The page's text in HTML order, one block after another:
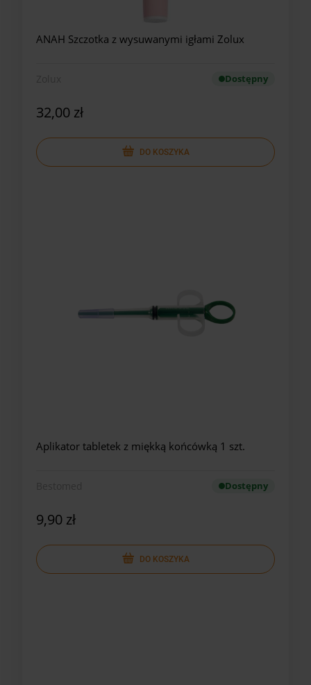
ANAH Szczotka z wysuwanymi igłami Zolux
Dostępny
32,00 zł
DO KOSZYKA
Aplikator tabletek z miękką końcówką 1 szt.
Dostępny
9,90 zł
DO KOSZYKA